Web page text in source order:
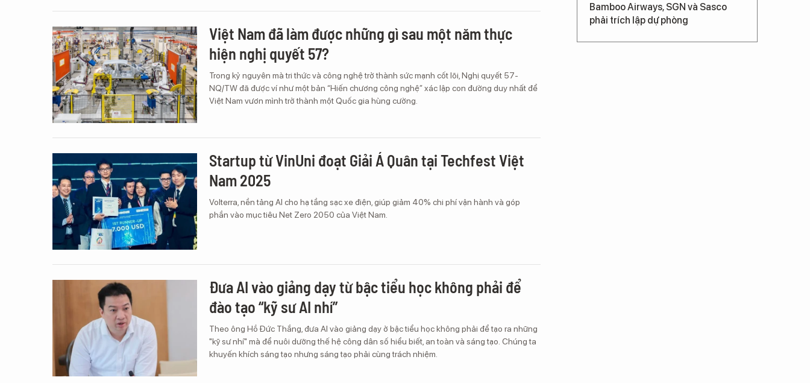
Việt Nam đã làm được những gì sau một năm thực
hiện nghị quyết 57?
Trong kỷ nguyên mà tri thức và công nghệ trở thành sức mạnh cốt lõi, Nghị quyết 57-
NQ/TW đã được ví như một bản “Hiến chương công nghệ” xác lập con đường duy nhất để
Việt Nam vươn mình trở thành một Quốc gia hùng cường.
Startup từ VinUni đoạt Giải Á Quân tại Techfest Việt
Nam 2025
Volterra, nền tảng AI cho hạ tầng sạc xe điện, giúp giảm 40% chi phí vận hành và góp
phần vào mục tiêu Net Zero 2050 của Việt Nam.
Đưa AI vào giảng dạy từ bậc tiểu học không phải để
đào tạo “kỹ sư AI nhí”
Theo ông Hồ Đức Thắng, đưa AI vào giảng dạy ở bậc tiểu học không phải để tạo ra những
"kỹ sư nhí" mà để nuôi dưỡng thế hệ công dân số hiểu biết, an toàn và sáng tạo. Chúng ta
khuyến khích sáng tạo nhưng sáng tạo phải cùng trách nhiệm.
Bamboo Airways, SGN và Sasco
phải trích lập dự phòng